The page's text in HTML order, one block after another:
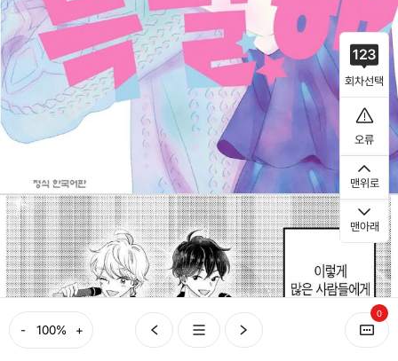
- +
0
회차선택
오류
맨위로
맨아래